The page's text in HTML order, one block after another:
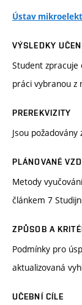
Ústav
VÝSLEDKY
Student
práci vybranou z
PREREKVIZITY
Jsou
PLÁNOVANÉ
Metody
článkem 7
ZPŮSOB A
Podmínky pro
aktualizovaná
UČEBNÍ CÍLE